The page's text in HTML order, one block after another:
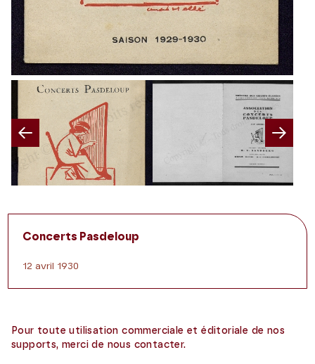
Previous
Concerts Pasdeloup
12 avril 1930
Pour toute utilisation commerciale et éditoriale de nos
supports, merci de nous contacter.